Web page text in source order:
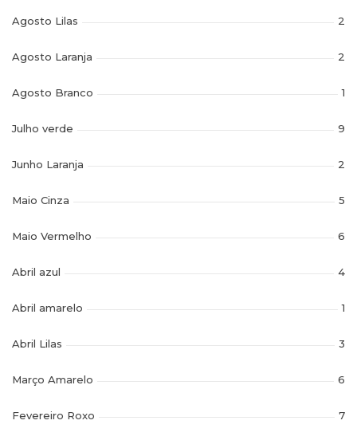
Agosto Lilas 2
Agosto Laranja 2
Agosto Branco 1
Julho verde 9
Junho Laranja 2
Maio Cinza 5
Maio Vermelho 6
Abril azul 4
Abril amarelo 1
Abril Lilas 3
Março Amarelo 6
Fevereiro Roxo 7